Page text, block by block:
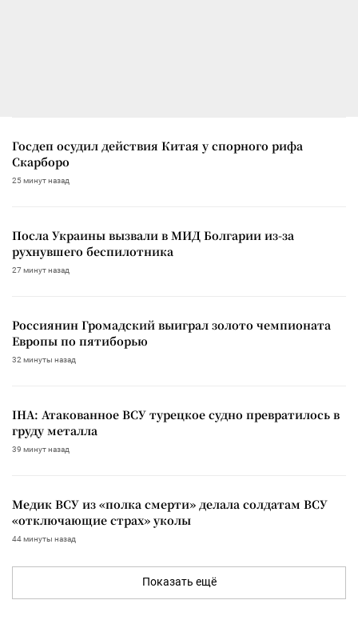
Госдеп осудил действия Китая у спорного рифа
Скарборо
25 минут назад
Посла Украины вызвали в МИД Болгарии из-за
рухнувшего беспилотника
27 минут назад
Россиянин Громадский выиграл золото чемпионата
Европы по пятиборью
32 минуты назад
IHA: Атакованное ВСУ турецкое судно превратилось в
груду металла
39 минут назад
Медик ВСУ из «полка смерти» делала солдатам ВСУ
«отключающие страх» уколы
44 минуты назад
Показать ещё